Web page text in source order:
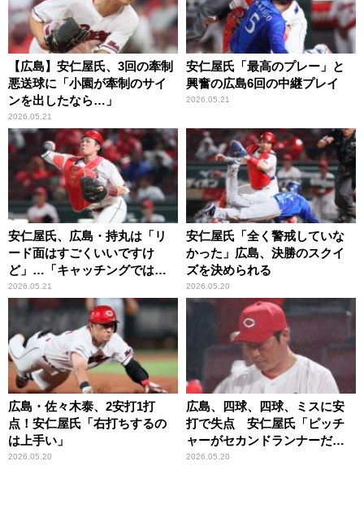
【広島】安仁屋氏、3回の牽制
悪送球に「小園が牽制のサイ
ンを出したなら…」
2026.05.21
安仁屋氏「最高のプレー」と
興奮の広島6回の中継プレイ
2026.05.21
安仁屋氏、広島・持丸は「リ
ード面はすごくいいですけ
ど」…「キャッチングでは
ね」
2026.05.21
安仁屋氏「全く警戒していな
かった」広島、決勝のスクイ
ズを決められる
2026.05.20
広島・佐々木泰、2安打1打
点！安仁屋氏「右打ちするの
は上手い」
2026.05.20
広島、四球、四球、ミスに安
打で失点 安仁屋氏「ピッチ
ャーがセカンドランナーだっ
たら…」
2026.05.20